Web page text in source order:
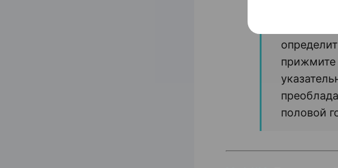
—
прижмите
половой